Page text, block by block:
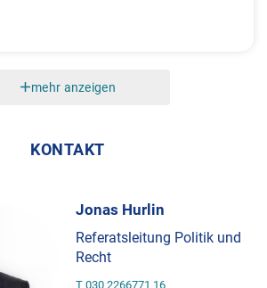
mehr anzeigen
KONTAKT
Jonas Hurlin
Referatsleitung Politik und
Recht
T 030 2266771 16